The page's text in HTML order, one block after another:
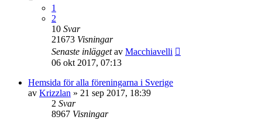
1
2
10 Svar
21673 Visningar
Senaste inläggetav Macchiavelli
06 okt 2017, 07:13
Hemsida för alla föreningarna i Sverige
av Krizzlan » 21 sep 2017, 18:39
2 Svar
8967 Visningar